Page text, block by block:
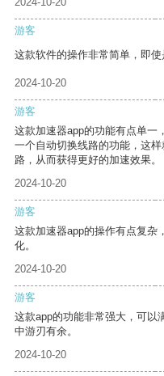
游客
这款软件的操作非常简单，即使
2024-10-20
游客
这款加速器app的功能有点单一
一个自动切换线路的功能，这
路，从而获得更好的加速效果。
2024-10-20
游客
这款加速器app的操作有点复杂
化。
2024-10-20
游客
这款app的功能非常强大，可以
中游刃有余。
2024-10-20